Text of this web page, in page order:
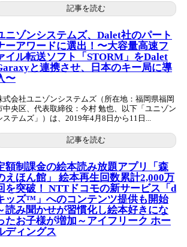
記事を読む
ニゾンシステムズ、Dalet社のパート
ーアワードに選出！〜大容量高速フ
イル転送ソフト「STORM」をDalet
と連携させ、日本のキー局に導
〜
式会社ユニゾンシステムズ（所在地：福岡県福岡
中央区、代表取締役：今村 勉也、以下「ユニゾン
ステムズ」）は、2019年4月8日から11日...
記事を読む
額制課金の絵本読み放題アプリ「森
えほん館」 絵本再生回数累計2,000万
を突破！ NTTドコモの新サービス「d
ッズ™」へのコンテンツ提供も開始
読み聞かせが習慣化し絵本好きにな
たお子様が増加～アイフリーク ホー
ディングス